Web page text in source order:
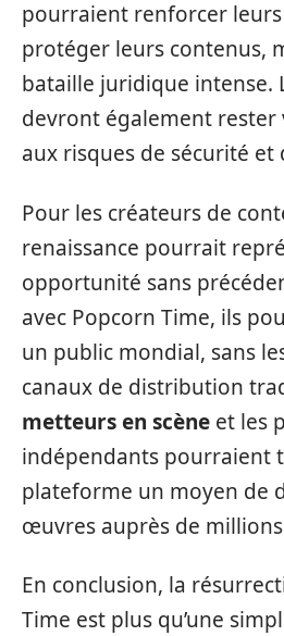
pourraient renforcer
protéger leurs contenus,
bataille juridique intense.
devront également
aux risques de sécurité
Pour les créateurs de
renaissance pourrait
opportunité sans
avec Popcorn Time, ils
un public mondial, sans
canaux de distribution
metteurs en scène et les
indépendants pourraient
plateforme un moyen de
œuvres auprès de
En conclusion, la
Time est plus qu’une